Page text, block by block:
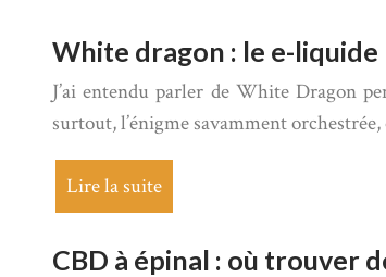
White dragon : le e-
J’ai entendu parler de White Dragon
surtout, l’énigme savamment
Lire la suite
CBD à épinal : où trouver